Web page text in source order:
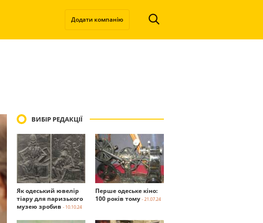
Додати компанію
ВИБІР РЕДАКЦІЇ
Як одеський ювелір
тіару для паризького
музею зробив - 10.10.24
Перше одеське кіно:
100 років тому - 21.07.24